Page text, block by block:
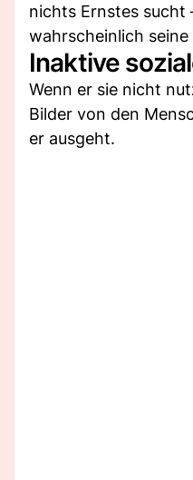
nichts Ernstes sucht
wahrscheinlich
Inaktive
Wenn er sie nicht
Bilder von den
er ausgeht.